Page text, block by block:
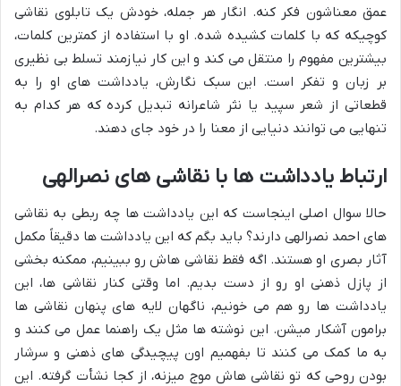
عمق معناشون فکر کنه. انگار هر جمله، خودش یک تابلوی نقاشی
کوچیکه که با کلمات کشیده شده. او با استفاده از کمترین کلمات،
بیشترین مفهوم را منتقل می کند و این کار نیازمند تسلط بی نظیری
بر زبان و تفکر است. این سبک نگارش، یادداشت های او را به
قطعاتی از شعر سپید یا نثر شاعرانه تبدیل کرده که هر کدام به
تنهایی می توانند دنیایی از معنا را در خود جای دهند.
ارتباط یادداشت ها با نقاشی های نصرالهی
حالا سوال اصلی اینجاست که این یادداشت ها چه ربطی به نقاشی
های احمد نصرالهی دارند؟ باید بگم که این یادداشت ها دقیقاً مکمل
آثار بصری او هستند. اگه فقط نقاشی هاش رو ببینیم، ممکنه بخشی
از پازل ذهنی او رو از دست بدیم. اما وقتی کنار نقاشی ها، این
یادداشت ها رو هم می خونیم، ناگهان لایه های پنهان نقاشی ها
برامون آشکار میشن. این نوشته ها مثل یک راهنما عمل می کنند و
به ما کمک می کنند تا بفهمیم اون پیچیدگی های ذهنی و سرشار
بودن روحی که تو نقاشی هاش موج میزنه، از کجا نشأت گرفته. این